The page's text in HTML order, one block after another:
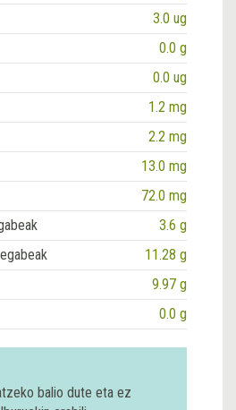
3.0 ug
0.0 g
0.0 ug
1.2 mg
2.2 mg
13.0 mg
72.0 mg
3.6 g
11.28 g
9.97 g
0.0 g
balio dute eta ez